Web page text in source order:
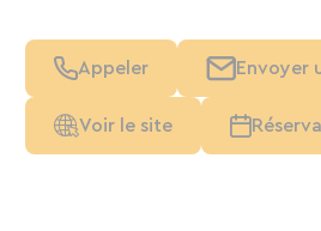
Appeler Envoyer
Voir le site